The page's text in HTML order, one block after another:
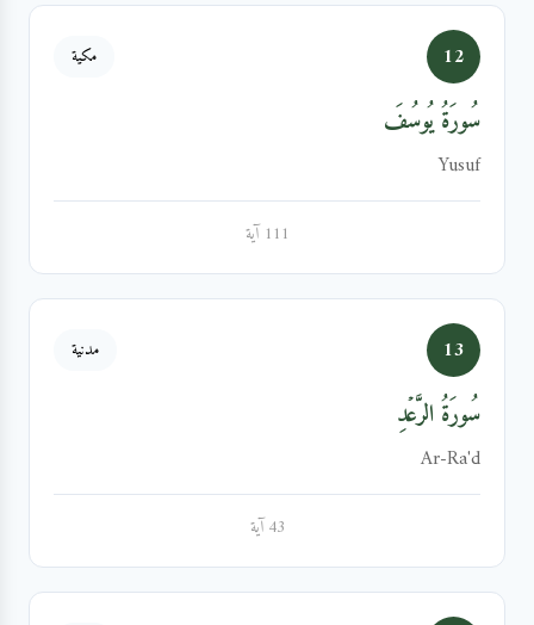
12 مكية
سُورَةُ يُوسُفَ
Yusuf
111 آية
13 مدنية
سُورَةُ الرَّعۡدِ
Ar-Ra'd
43 آية